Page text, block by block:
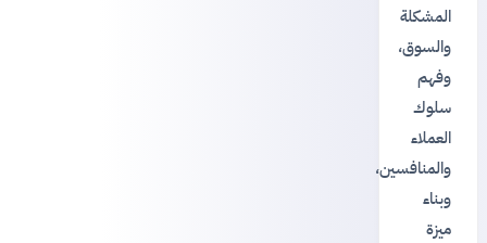
المشكلة
والسوق،
وفهم
سلوك
العملاء
والمنافسين،
وبناء
ميزة